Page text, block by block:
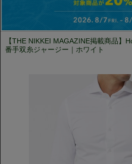
【THE NIKKEI MAGAZINE掲載商品】
番手双糸ジャージー｜ホワイト